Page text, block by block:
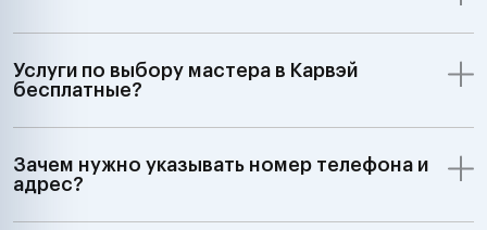
Услуги по выбору мастера в Карвэй
бесплатные?
Зачем нужно указывать номер телефона и
адрес?